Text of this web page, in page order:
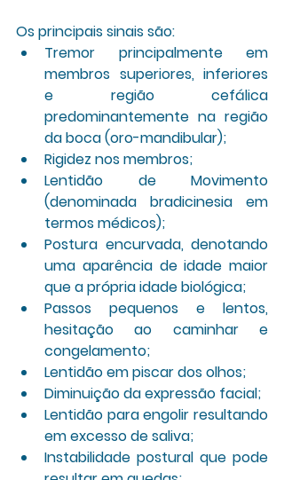
Os principais sinais são:
Tremor principalmente em
membros superiores, inferiores
e região cefálica
predominantemente na região
da boca (oro-mandibular);
Rigidez nos membros;
Lentidão de Movimento
(denominada bradicinesia em
termos médicos);
Postura encurvada, denotando
uma aparência de idade maior
que a própria idade biológica;
Passos pequenos e lentos,
hesitação ao caminhar e
congelamento;
Lentidão em piscar dos olhos;
Diminuição da expressão facial;
Lentidão para engolir resultando
em excesso de saliva;
Instabilidade postural que pode